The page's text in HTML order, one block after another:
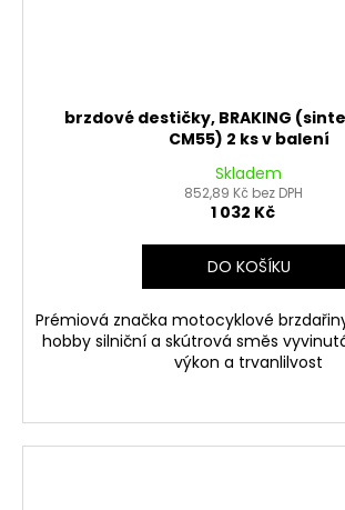
brzdové destičky, BRAKING
CM55) 2 ks v balení
Skladem
852,89 Kč bez DPH
1 032 Kč
DO KOŠÍKU
Prémiová značka motocyklové
hobby silniční a skútrová směs
výkon a trvanlilvost